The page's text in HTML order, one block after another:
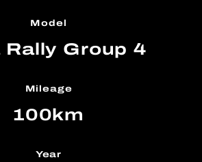
Model
Group 4
Mileage
100km
Year